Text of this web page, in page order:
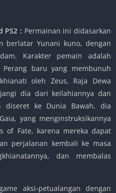
PS2 : Permainan ini didasarkan
berlatar Yunani kuno, dengan
Karakter pemain adalah
Perang baru yang membunuh
oleh Zeus, Raja Dewa
dia dari keilahiannya dan
diseret ke Dunia Bawah, dia
yang menginstruksikannya
of Fate, karena mereka dapat
perjalanan kembali ke masa
dan membalas
aksi-petualangan dengan